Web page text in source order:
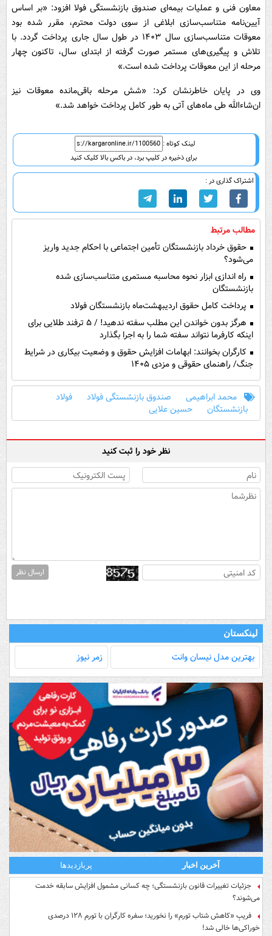
معاون فنی و عملیات بیمه‌ای صندوق بازنشستگی فولا افزود: «بر اساس
آیین‌نامه متناسب‌سازی ابلاغی از سوی دولت محترم، مقرر شده بود
معوقات متناسب‌سازی سال ۱۴۰۳ در طول سال جاری پرداخت گردد. با
تلاش و پیگیری‌های مستمر صورت گرفته از ابتدای سال، تاکنون چهار
مرحله از این معوقات پرداخت شده است.»
وی در پایان خاطرنشان کرد: «شش مرحله باقی‌مانده معوقات نیز
ان‌شاءالله طی ماه‌های آتی به طور کامل پرداخت خواهد شد.»
لینک کوتاه :
برای ذخیره در کلیپ برد، در باکس بالا کلیک کنید
اشتراک گذاری در :
مطالب مرتبط
حقوق خرداد بازنشستگان تأمین اجتماعی با احکام جدید واریز
می‌شود؟
راه اندازی ابزار نحوه محاسبه مستمری متناسب‌سازی شده
بازنشستگان
پرداخت کامل حقوق اردیبهشت‌ماه بازنشستگان فولاد
هرگز بدون خواندن این مطلب سفته ندهید! / ۵ ترفند طلایی برای
اینکه کارفرما نتواند سفته شما را به اجرا بگذارد
کارگران بخوانند: ابهامات افزایش حقوق و وضعیت بیکاری در شرایط
جنگ/ راهنمای حقوقی و مزدی ۱۴۰۵
محمد ابراهیمی صندوق بازنشستگی فولاد
فولاد
بازنشستگان
حسین علایی
نظر خود را ثبت کنید
ارسال نظر
لینکستان
بهترین مدل‌ نیسان وانت زمر نیوز
آخرین اخبار پربازدیدها
جزئیات تغییرات قانون بازنشستگی؛ چه کسانی مشمول افزایش سابقه خدمت
می‌شوند؟
فریبِ «کاهش شتاب تورم» را نخورید؛ سفره کارگران با تورم ۱۲۸ درصدی
خوراکی‌ها خالی شد!